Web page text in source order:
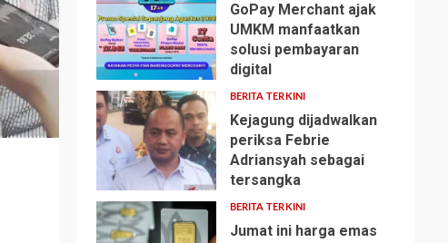
2
GoPay Merchant ajak
UMKM manfaatkan
solusi pembayaran
digital
3
BERITA TERKINI
Kejagung dijadwalkan
periksa Febrie
Adriansyah sebagai
tersangka
BERITA TERKINI
Jumat ini harga emas